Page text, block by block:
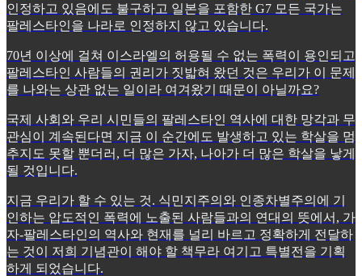
인정하고 있음에도 불구하고 일본을 포함한 G7 모든 국가는
팔레스타인을 나라로 인정하지 않고 있습니다.
70년 이상에 걸쳐 이스라엘의 허용될 수 없는 폭력이 용인되고
팔레스타인 사람들의 권리가 짓밟혀 왔던 것은 우리가 이 문제
를 나와는 상관 없는 일이라 여겨왔기 때문이 아닐까요?
국제 사회와 우리 시민들의 팔레스타인 역사에 대한 망각과 무
관심이 계속된다면 지금 이 순간에도 발생하고 있는 학살을 멈
추지도 못할 뿐더러, 더 많은 가자, 나아가 더 많은 학살을 낳게
될 것입니다.
지금 우리가 할 수 있는 것. 식민지주의와 인종차별주의에 기
인하는 압도적인 폭력에 노출된 사람들과의 연대의 뜻에서, 가
자-팔레스타인의 역사와 현재를 널리 바르고 정확하게 전달하
는 것이 저희 기념관이 해야 할 책무라 여기고 특별전을 기획
하게 되었습니다.